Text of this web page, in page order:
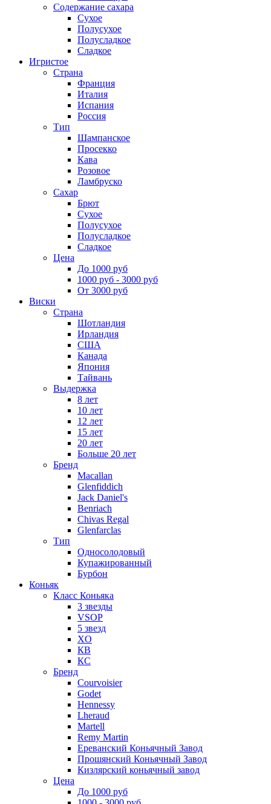
Содержание сахара
Сухое
Полусухое
Полусладкое
Сладкое
Игристое
Страна
Франция
Италия
Испания
Россия
Тип
Шампанское
Просекко
Кава
Розовое
Ламбруско
Сахар
Брют
Сухое
Полусухое
Полусладкое
Сладкое
Цена
До 1000 руб
1000 руб - 3000 руб
От 3000 руб
Виски
Страна
Шотландия
Ирландия
США
Канада
Япония
Тайвань
Выдержка
8 лет
10 лет
12 лет
15 лет
20 лет
Больше 20 лет
Бренд
Macallan
Glenfiddich
Jack Daniel's
Benriach
Chivas Regal
Glenfarclas
Тип
Односолодовый
Купажированный
Бурбон
Коньяк
Класс Коньяка
3 звезды
VSOP
5 звезд
XO
КВ
КС
Бренд
Courvoisier
Godet
Hennessy
Lheraud
Martell
Remy Martin
Ереванский Коньячный Завод
Прошянский Коньячный Завод
Кизлярский коньячный завод
Цена
До 1000 руб